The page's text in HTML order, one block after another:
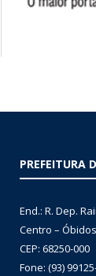
PREFEITURA
End.: R. Dep.
Centro –
CEP: 68250-000
Fone: (93)